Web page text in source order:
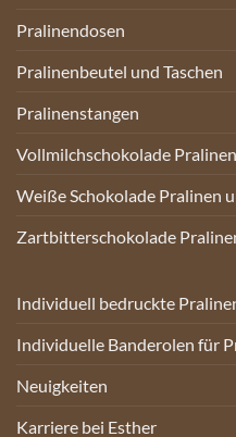
Pralinendosen
Pralinenbeutel und Taschen
Pralinenstangen
Vollmilchschokolade
Weiße Schokolade Pralinen
Zartbitterschokolade
Individuell bedruckte
Individuelle Banderolen für
Neuigkeiten
Karriere bei Esther